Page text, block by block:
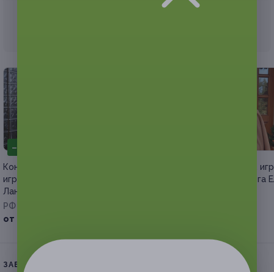
–57%
Консультации и психологическая
игра от психолога Александры
Ланиной
РФ
от 860 руб.
Онлайн-консультации,
от сексолога-психолога
ЗАВЕРШЁННАЯ АКЦИЯ